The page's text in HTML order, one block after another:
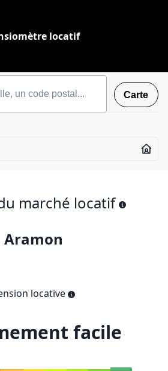
locatif
Carte
marché locatif
Aramon
locative
facile